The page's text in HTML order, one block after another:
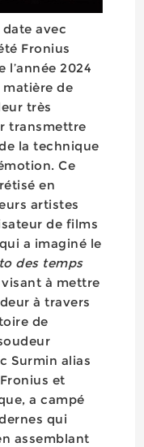
avec
Fronius
l’année 2024
matière de
très
transmettre
la technique
Ce
en
artistes
de films
a imaginé le
des temps
visant à mettre
à travers
de
Surmin alias
et
a campé
qui
assemblant